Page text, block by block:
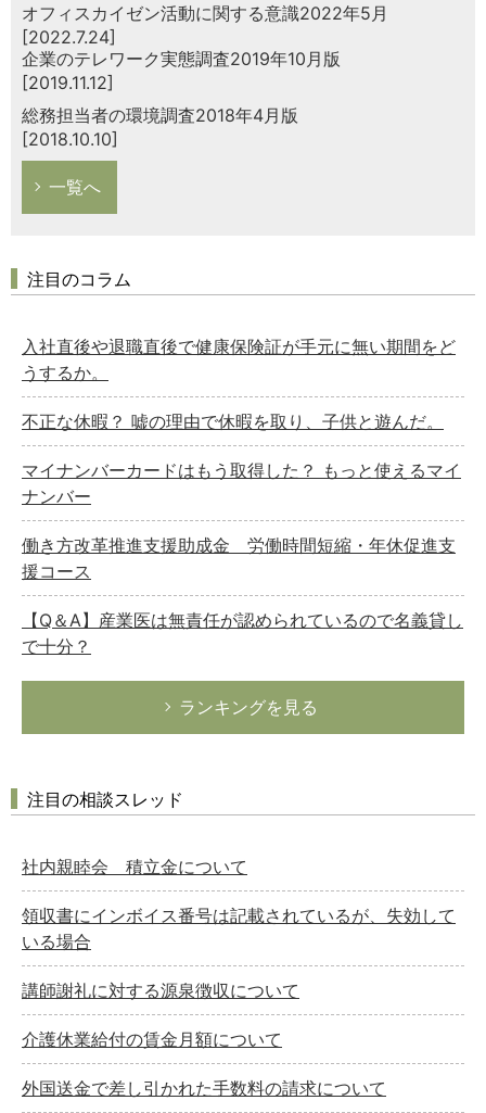
オフィスカイゼン活動に関する意識2022年5月
[2022.7.24]
企業のテレワーク実態調査2019年10月版
[2019.11.12]
総務担当者の環境調査2018年4月版
[2018.10.10]
一覧へ
注目のコラム
入社直後や退職直後で健康保険証が手元に無い期間をど
うするか。
不正な休暇？ 嘘の理由で休暇を取り、子供と遊んだ。
マイナンバーカードはもう取得した？ もっと使えるマイ
ナンバー
働き方改革推進支援助成金 労働時間短縮・年休促進支
援コース
【Q＆A】産業医は無責任が認められているので名義貸し
で十分？
ランキングを見る
注目の相談スレッド
社内親睦会 積立金について
領収書にインボイス番号は記載されているが、失効して
いる場合
講師謝礼に対する源泉徴収について
介護休業給付の賃金月額について
外国送金で差し引かれた手数料の請求について